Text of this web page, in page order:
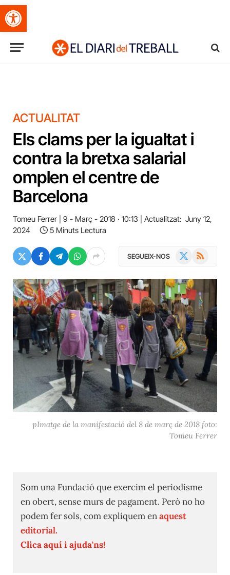
Obre la barra d'eines
ACTUALITAT
Els clams per la igualtat i
contra la bretxa salarial
omplen el centre de
Barcelona
Tomeu Ferrer 9 - Març - 2018 · 10:13 Actualitzat: Juny 12,
2024
5 Minuts Lectura
SEGUEIX-NOS RSS
pImatge de la manifestació del 8 de març de 2018 foto:
Tomeu Ferrer
Som una Fundació que exercim el periodisme
en obert, sense murs de pagament. Però no ho
podem fer sols, com expliquem enaquest
editorial.
Clica aquí i ajuda'ns!